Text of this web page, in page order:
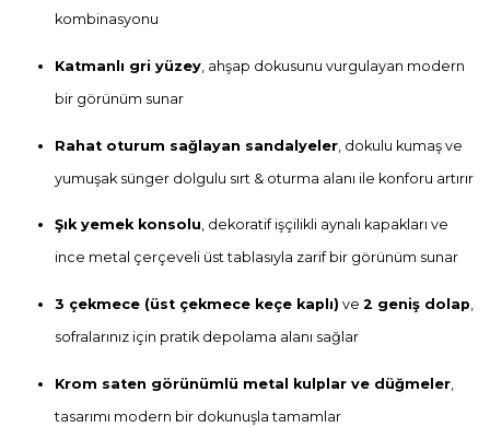
kombinasyonu
Katmanlı gri yüzey , ahşap dokusunu vurgulayan modern
bir görünüm sunar
Rahat oturum sağlayan sandalyeler , dokulu kumaş ve
yumuşak sünger dolgulu sırt & oturma alanı ile konforu artırır
Şık yemek konsolu, dekoratif işçilikli aynalı kapakları ve
ince metal çerçeveli üst tablasıyla zarif bir görünüm sunar
3 çekmece (üst çekmece keçe kaplı) ve 2 geniş dolap,
sofralarınız için pratik depolama alanı sağlar
Krom saten görünümlü metal kulplar ve düğmeler,
tasarımı modern bir dokunuşla tamamlar